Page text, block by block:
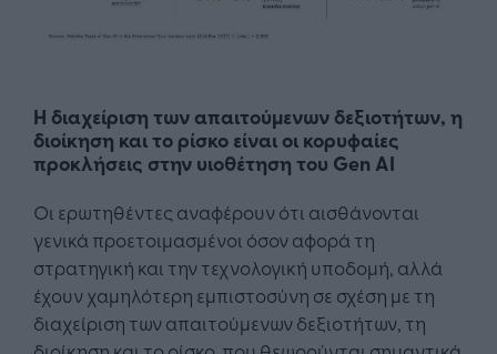
Η διαχείριση των απαιτούμενων δεξιοτήτων, η
διοίκηση και το ρίσκο είναι οι κορυφαίες
προκλήσεις στην υιοθέτηση του Gen AI
Οι ερωτηθέντες αναφέρουν ότι αισθάνονται
γενικά προετοιμασμένοι όσον αφορά τη
στρατηγική και την τεχνολογική υποδομή, αλλά
έχουν χαμηλότερη εμπιστοσύνη σε σχέση με τη
διαχείριση των απαιτούμενων δεξιοτήτων, τη